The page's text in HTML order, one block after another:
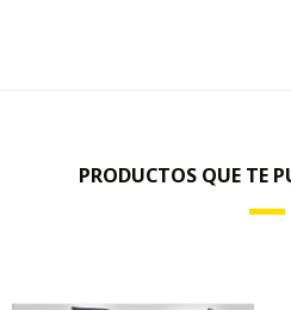
PRODUCTOS QUE TE